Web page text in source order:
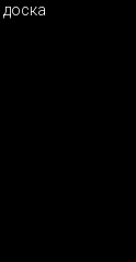
доска